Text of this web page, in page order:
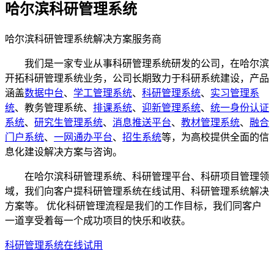
哈尔滨科研管理系统
哈尔滨科研管理系统解决方案服务商
我们是一家专业从事科研管理系统研发的公司，在哈尔滨
开拓科研管理系统业务，公司长期致力于科研系统建设，产品
涵盖数据中台、 学工管理系统、 科研管理系统、 实习管理系
统、教务管理系统、 排课系统、 迎新管理系统、 统一身份认证
系统、 研究生管理系统、 消息推送平台、 教材管理系统、 融合
门户系统、 一网通办平台、 招生系统等，为高校提供全面的信
息化建设解决方案与咨询。
在哈尔滨科研管理系统、科研管理平台、科研项目管理领
域，我们向客户提科研管理系统在线试用、科研管理系统解决
方案等。 优化科研管理流程是我们的工作目标，我们同客户
一道享受着每一个成功项目的快乐和收获。
科研管理系统在线试用